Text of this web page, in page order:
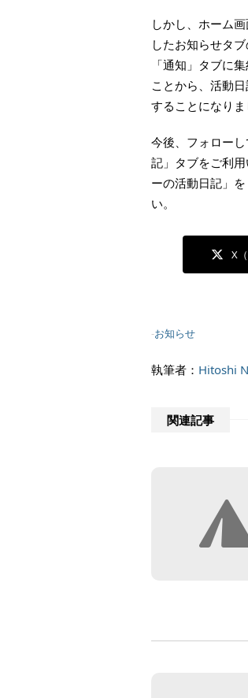
しかし、ホーム
したお知らせタ
「通知」タブに
ことから、活動
することになり
今後、フォロー
記」タブをご利
ーの活動日記」
い。
X
-お知らせ
執筆者： Hitoshi
関連記事